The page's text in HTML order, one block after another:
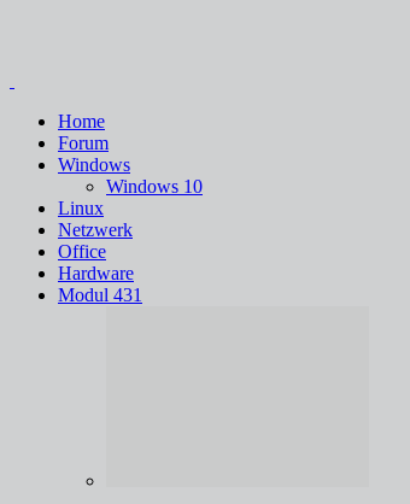
Home
Forum
Windows
Windows 10
Linux
Netzwerk
Office
Hardware
Modul 431